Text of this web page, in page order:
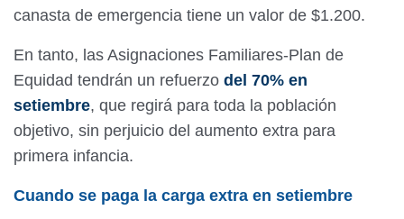
canasta de emergencia tiene un valor de $1.200.
En tanto, las Asignaciones Familiares-Plan de
Equidad tendrán un refuerzo del 70% en
setiembre, que regirá para toda la población
objetivo, sin perjuicio del aumento extra para
primera infancia.
Cuando se paga la carga extra en setiembre